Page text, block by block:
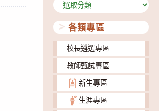
類
各類專區
校長遴選專區
教師甄試專區
新生專區
生涯專區